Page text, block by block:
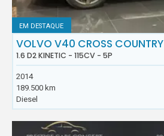
EM DESTAQUE
VOLVO V40 CROSS COUNTRY
1.6 D2 KINETIC - 115CV - 5P
2014
189.500 km
Diesel